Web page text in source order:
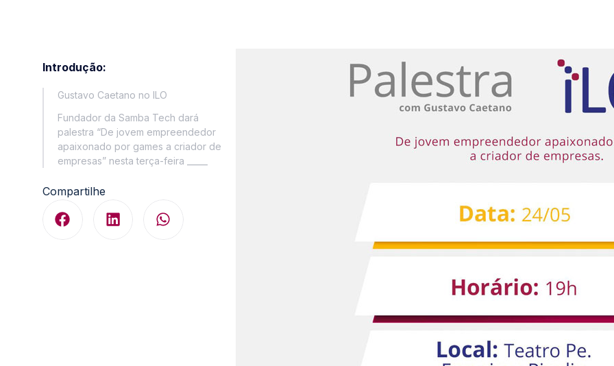
Introdução:
Gustavo Caetano no ILO
Fundador da Samba Tech dará
palestra “De jovem empreendedor
apaixonado por games a criador de
empresas” nesta terça-feira _____
Compartilhe